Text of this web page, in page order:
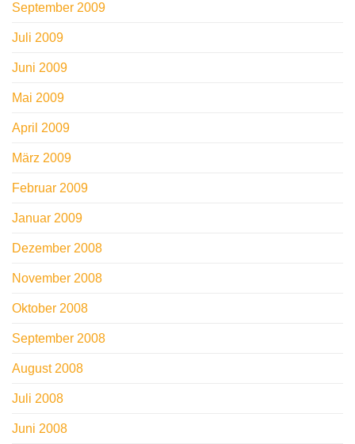
September 2009
Juli 2009
Juni 2009
Mai 2009
April 2009
März 2009
Februar 2009
Januar 2009
Dezember 2008
November 2008
Oktober 2008
September 2008
August 2008
Juli 2008
Juni 2008